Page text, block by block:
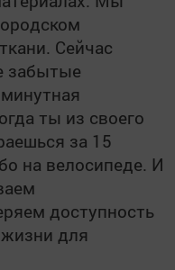
Сейчас
забытые
ты из своего
за 15
на велосипеде. И
доступность
для